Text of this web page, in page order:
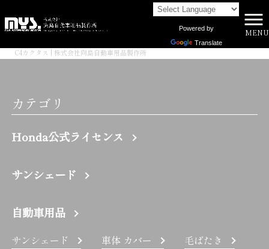
Powered by
Translate
MENU
C4カクタス | 株式会社向島自動車用品製作所
カテゴリ
Honda公式ライセンス
サンシェード
自動車用品
サンシェード 車体 カバー
毛ばたき